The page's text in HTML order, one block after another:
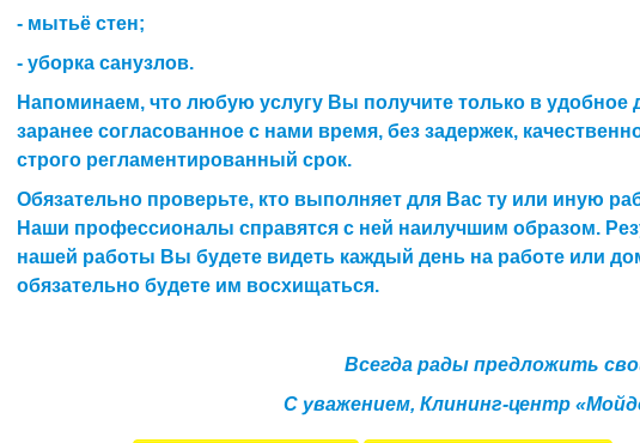
- мытьё стен;
- уборка санузлов.
Напоминаем, что любую услугу Вы получите только в удобное
заранее согласованное с нами время, без задержек,
строго регламентированный срок.
Обязательно проверьте, кто выполняет для Вас ту или иную
Наши профессионалы справятся с ней наилучшим образом.
нашей работы Вы будете видеть каждый день на работе или
обязательно будете им восхищаться.
Всегда рады предложить
С уважением, Клининг-центр